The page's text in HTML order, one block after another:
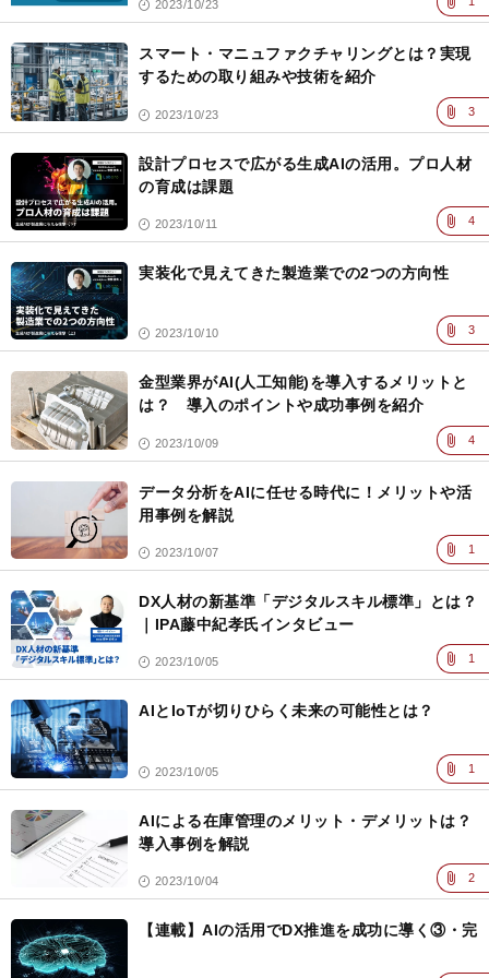
2023/10/23
スマート・マニュファクチャリングとは？実現
するための取り組みや技術を紹介
2023/10/23 3
設計プロセスで広がる生成AIの活用。プロ人材
の育成は課題
2023/10/11 4
実装化で見えてきた製造業での2つの方向性
2023/10/10 3
金型業界がAI(人工知能)を導入するメリットと
は？ 導入のポイントや成功事例を紹介
2023/10/09 4
データ分析をAIに任せる時代に！メリットや活
用事例を解説
2023/10/07 1
DX人材の新基準「デジタルスキル標準」とは？
｜IPA藤中紀孝氏インタビュー
2023/10/05 1
AIとIoTが切りひらく未来の可能性とは？
2023/10/05 1
AIによる在庫管理のメリット・デメリットは？
導入事例を解説
2023/10/04 2
【連載】AIの活用でDX推進を成功に導く③・完